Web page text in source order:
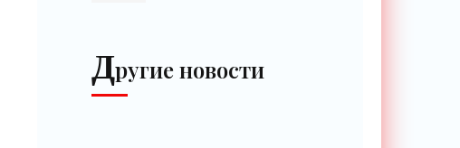
Другие новости